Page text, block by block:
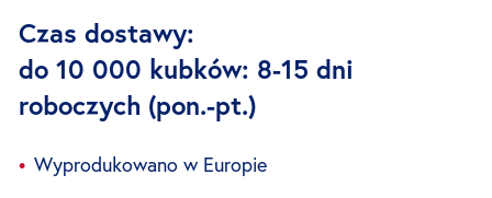
Czas dostawy:
do 10 000 kubków: 8-15 dni
roboczych (pon.-pt.)
Wyprodukowano w Europie